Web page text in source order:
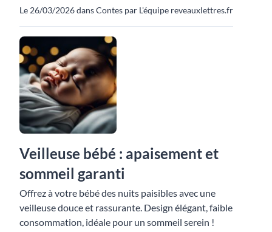
Le 26/03/2026 dans Contes par L'équipe reveauxlettres.fr
Veilleuse bébé : apaisement et
sommeil garanti
Offrez à votre bébé des nuits paisibles avec une
veilleuse douce et rassurante. Design élégant, faible
consommation, idéale pour un sommeil serein !